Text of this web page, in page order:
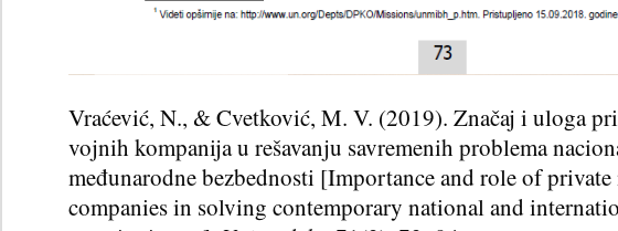
Vraćević, N., & Cvetković, M. V. (2019). Značaj i uloga
vojnih kompanija u rešavanju savremenih problema
međunarodne bezbednosti [Importance and role of
companies in solving contemporary national and